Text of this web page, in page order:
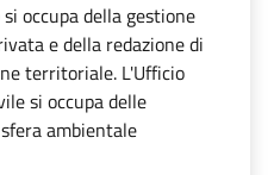
occupa della gestione
e della redazione di
territoriale. L'Ufficio
si occupa delle
ambientale